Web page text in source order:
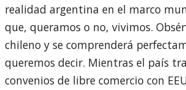
realidad argentina en el marco
que, queramos o no, vivimos.
chileno y se comprenderá
queremos decir. Mientras el país
convenios de libre comercio con